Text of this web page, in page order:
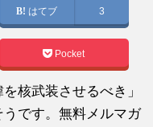
はてブ 3
Pocket
核武装させるべき」
です。無料メルマガ